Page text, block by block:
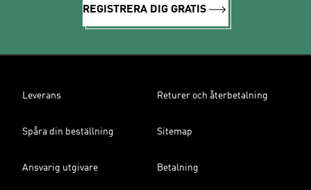
REGISTRERA DIG GRATIS
Leverans Returer och återbetalning
Spåra din beställning Sitemap
Ansvarig utgivare Betalning